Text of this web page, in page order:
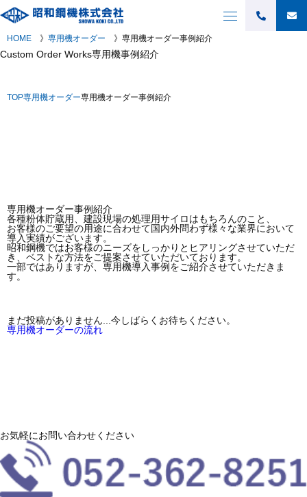
HOME 》 専用機オーダー 》 専用機オーダー事例紹介
Custom Order Works専用機事例紹介
TOP専用機オーダー専用機オーダー事例紹介
専用機オーダー事例紹介
各種粉体貯蔵用、建設現場の処理用サイロはもちろんのこと、
お客様のご要望の用途に合わせて国内外問わず様々な業界において
導入実績がございます。
昭和鋼機ではお客様のニーズをしっかりとヒアリングさせていただ
き、ベストな方法をご提案させていただいております。
一部ではありますが、専用機導入事例をご紹介させていただきま
す。
まだ投稿がありません...今しばらくお待ちください。
専用機オーダーの流れ
お気軽にお問い合わせください